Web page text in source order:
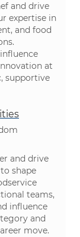
and drive
expertise in
and food
at
supportive
and drive
shape
teams,
influence
and
move.